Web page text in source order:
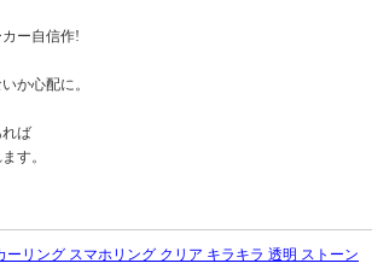
ー自信作!
か心配に。
ば
す。
ーリング スマホリング クリア キラキラ 透明 ストーン